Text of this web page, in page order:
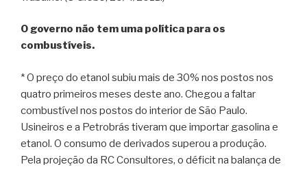
O governo não tem uma política para os
combustíveis.
* O preço do etanol subiu mais de 30% nos postos nos
quatro primeiros meses deste ano. Chegou a faltar
combustível nos postos do interior de São Paulo.
Usineiros e a Petrobrás tiveram que importar gasolina e
etanol. O consumo de derivados superou a produção.
Pela projeção da RC Consultores, o déficit na balança de